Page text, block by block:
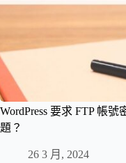
WordPress 要求 FTP 帳
題？
26 3 月, 2024